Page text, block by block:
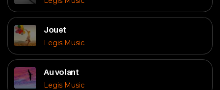
Jouet
Legis Music
Au volant
Legis Music